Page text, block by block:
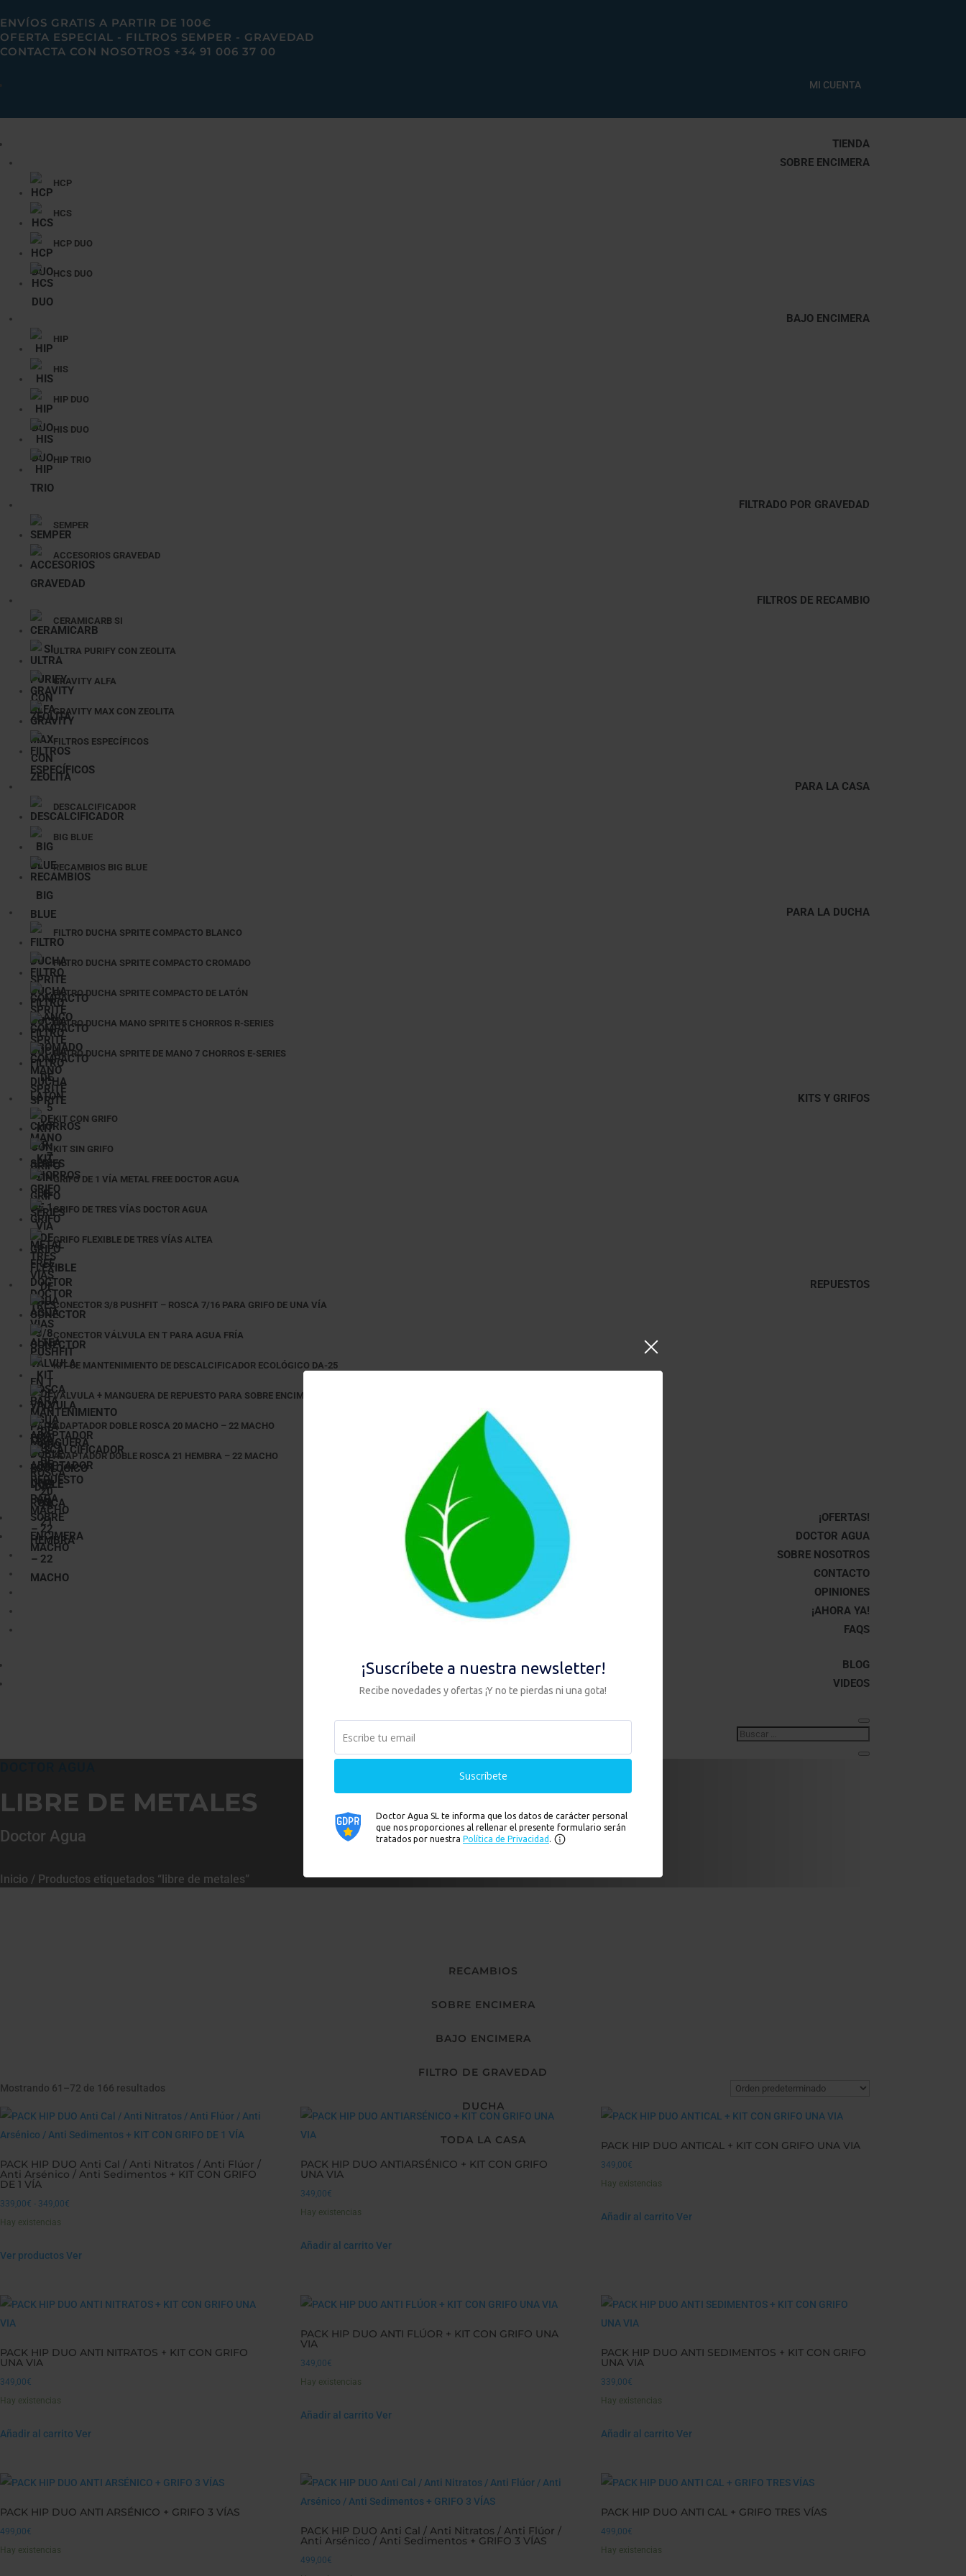
ENVÍOS GRATIS A PARTIR DE 100€
OFERTA ESPECIAL - FILTROS SEMPER - GRAVEDAD
CONTACTA CON NOSOTROS +34 91 006 37 00
MI CUENTA
TIENDA
SOBRE ENCIMERA
HCP
HCS
HCP DUO
HCS DUO
BAJO ENCIMERA
HIP
HIS
HIP DUO
HIS DUO
HIP TRIO
FILTRADO POR GRAVEDAD
SEMPER
ACCESORIOS GRAVEDAD
FILTROS DE RECAMBIO
CERAMICARB SI
ULTRA PURIFY CON ZEOLITA
GRAVITY ALFA
GRAVITY MAX CON ZEOLITA
FILTROS ESPECÍFICOS
PARA LA CASA
DESCALCIFICADOR
BIG BLUE
RECAMBIOS BIG BLUE
PARA LA DUCHA
FILTRO DUCHA SPRITE COMPACTO BLANCO
FILTRO DUCHA SPRITE COMPACTO CROMADO
FILTRO DUCHA SPRITE COMPACTO DE LATÓN
FILTRO DUCHA MANO SPRITE 5 CHORROS R-SERIES
FILTRO DUCHA SPRITE DE MANO 7 CHORROS E-SERIES
KITS Y GRIFOS
KIT CON GRIFO
KIT SIN GRIFO
GRIFO DE 1 VÍA METAL FREE DOCTOR AGUA
GRIFO DE TRES VÍAS DOCTOR AGUA
GRIFO FLEXIBLE DE TRES VÍAS ALTEA
REPUESTOS
CONECTOR 3/8 PUSHFIT – ROSCA 7/16 PARA GRIFO DE UNA VÍA
CONECTOR VÁLVULA EN T PARA AGUA FRÍA
KIT DE MANTENIMIENTO DE DESCALCIFICADOR ECOLÓGICO DA-25
VÁLVULA + MANGUERA DE REPUESTO PARA SOBRE ENCIMERA
ADAPTADOR DOBLE ROSCA 20 MACHO – 22 MACHO
ADAPTADOR DOBLE ROSCA 21 HEMBRA – 22 MACHO
¡OFERTAS!
DOCTOR AGUA
SOBRE NOSOTROS
CONTACTO
OPINIONES
¡AHORA YA!
FAQS
BLOG
VIDEOS
LIBRE DE METALES
Doctor Agua
Inicio / Productos etiquetados “libre de metales”
RECAMBIOS
SOBRE ENCIMERA
BAJO ENCIMERA
FILTRO DE GRAVEDAD
DUCHA
TODA LA CASA
Mostrando 61–72 de 166 resultados
PACK HIP DUO Anti Cal / Anti Nitratos / Anti Flúor /
Anti Arsénico / Anti Sedimentos + KIT CON GRIFO
DE 1 VÍA
339,00€ - 349,00€
desde
Hay existencias
Ver productosVer
PACK HIP DUO ANTIARSÉNICO + KIT CON GRIFO
UNA VIA
349,00€
Hay existencias
Añadir al carrito Ver
PACK HIP DUO ANTICAL + KIT CON GRIFO UNA VIA
349,00€
Hay existencias
Añadir al carrito Ver
PACK HIP DUO ANTI NITRATOS + KIT CON GRIFO
UNA VIA
349,00€
Hay existencias
Añadir al carrito Ver
PACK HIP DUO ANTI FLÚOR + KIT CON GRIFO UNA
VIA
349,00€
Hay existencias
Añadir al carrito Ver
PACK HIP DUO ANTI SEDIMENTOS + KIT CON GRIFO
UNA VIA
339,00€
Hay existencias
Añadir al carrito Ver
PACK HIP DUO ANTI ARSÉNICO + GRIFO 3 VÍAS
499,00€
Hay existencias
PACK HIP DUO Anti Cal / Anti Nitratos / Anti Flúor /
Anti Arsénico / Anti Sedimentos + GRIFO 3 VÍAS
499,00€
PACK HIP DUO ANTI CAL + GRIFO TRES VÍAS
499,00€
Hay existencias